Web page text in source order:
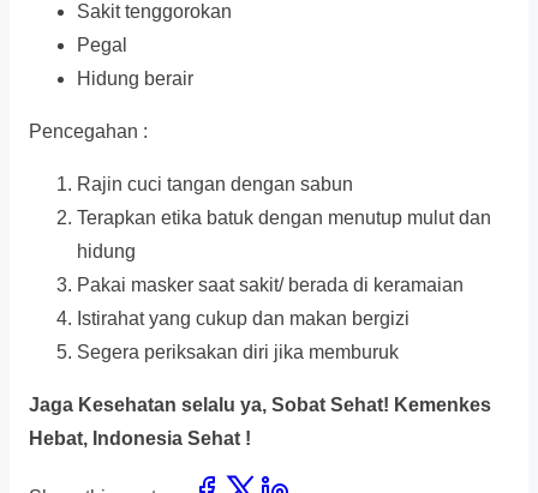
Sakit tenggorokan
Pegal
Hidung berair
Pencegahan :
Rajin cuci tangan dengan sabun
Terapkan etika batuk dengan menutup mulut dan
hidung
Pakai masker saat sakit/ berada di keramaian
Istirahat yang cukup dan makan bergizi
Segera periksakan diri jika memburuk
Jaga Kesehatan selalu ya, Sobat Sehat! Kemenkes
Hebat, Indonesia Sehat !